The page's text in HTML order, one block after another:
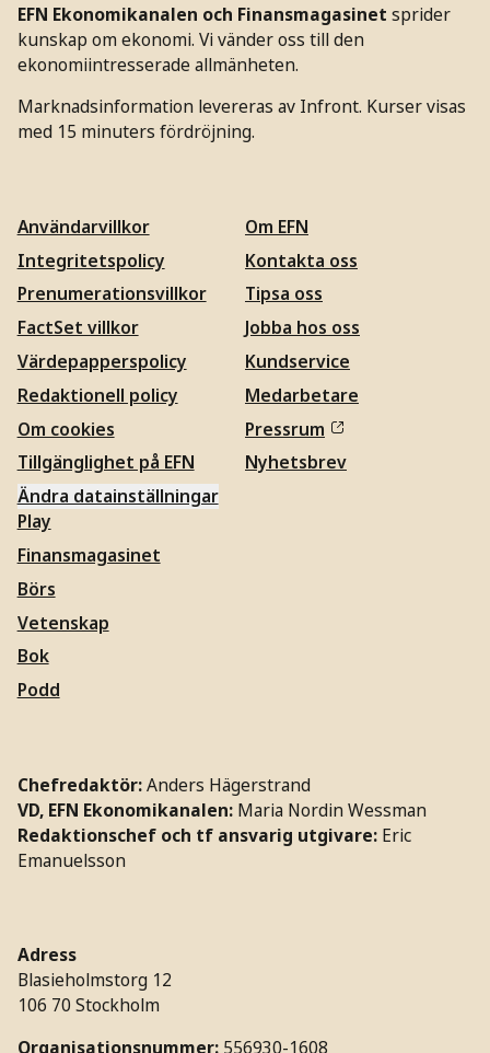
EFN Ekonomikanalen och Finansmagasinet sprider
kunskap om ekonomi. Vi vänder oss till den
ekonomiintresserade allmänheten.
Marknadsinformation levereras av Infront. Kurser visas
med 15 minuters fördröjning.
Användarvillkor
Integritetspolicy
Prenumerationsvillkor
FactSet villkor
Värdepapperspolicy
Redaktionell policy
Om cookies
Tillgänglighet på EFN
Ändra datainställningar
Om EFN
Kontakta oss
Tipsa oss
Jobba hos oss
Kundservice
Medarbetare
Pressrum
Nyhetsbrev
Play
Finansmagasinet
Börs
Vetenskap
Bok
Podd
Chefredaktör:Anders Hägerstrand
VD, EFN Ekonomikanalen: Maria Nordin Wessman
Redaktionschef och tf ansvarig utgivare: Eric
Emanuelsson
Adress
Blasieholmstorg 12
106 70 Stockholm
Organisationsnummer: 556930-1608